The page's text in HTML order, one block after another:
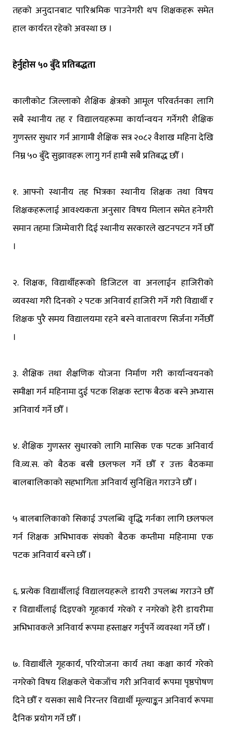
तहको अनुदानबाट पारिश्रमिक पाउनेगरी थप शिक्षकहरू समेत
हाल कार्यरत रहेको अवस्था छ ।
हेर्नुहोस ५० बुँदे प्रतिबद्धता
कालीकोट जिल्लाको शैक्षिक क्षेत्रको आमूल परिवर्तनका लागि
सबै स्थानीय तह र विद्यालयहरूमा कार्यान्वयन गर्नेगरी शैक्षिक
गुणस्तर सुधार गर्न आगामी शैक्षिक सत्र २०८२ वैशाख महिना देखि
निम्न ५० बुँदे सुझावहरू लागु गर्न हामी सबै प्रतिबद्ध छौँ ।
१. आफ्नो स्थानीय तह भित्रका स्थानीय शिक्षक तथा विषय
शिक्षकहरूलाई आवश्यकता अनुसार विषय मिलान समेत हनेगरी
समान तहमा जिम्मेवारी दिई स्थानीय सरकारले खटनपटन गर्ने छौँ
।
२. शिक्षक, विद्यार्थीहरूको डिजिटल वा अनलाईन हाजिरीको
व्यवस्था गरी दिनको २ पटक अनिवार्य हाजिरी गर्ने गरी विद्यार्थी र
शिक्षक पुरै समय विद्यालयमा रहने बस्ने वातावरण सिर्जना गर्नेछौँ
।
३. शैक्षिक तथा शैक्षणिक योजना निर्माण गरी कार्यान्वयनको
समीक्षा गर्न महिनामा दुई पटक शिक्षक स्टाफ बैठक बस्ने अभ्यास
अनिवार्य गर्ने छौँ ।
४. शैक्षिक गुणस्तर सुधारको लागि मासिक एक पटक अनिवार्य
वि.व्य.स. को बैठक बसी छलफल गर्ने छौँ र उक्त बैठकमा
बालबालिकाको सहभागिता अनिवार्य सुनिश्चित गराउने छौँ ।
५ बालबालिकाको सिकाई उपलब्धि वृद्धि गर्नका लागि छलफल
गर्न शिक्षक अभिभावक संघको बैठक कम्तीमा महिनामा एक
पटक अनिवार्य बस्ने छौँ ।
६. प्रत्येक विद्यार्थीलाई विद्यालयहरूले डायरी उपलब्ध गराउने छौँ
र विद्यार्थीलाई दिइएको गृहकार्य गरेको र नगरेको हेरी डायरीमा
अभिभावकले अनिवार्य रूपमा हस्ताक्षर गर्नुपर्ने व्यवस्था गर्ने छौँ ।
७. विद्यार्थीले गृहकार्य, परियोजना कार्य तथा कक्षा कार्य गरेको
नगरेको विषय शिक्षकले चेकजाँच गरी अनिवार्य रूपमा पृष्ठपोषण
दिने छौँ र यसका साथै निरन्तर विद्यार्थी मूल्याङ्कन अनिवार्य रूपमा
दैनिक प्रयोग गर्ने छौँ ।